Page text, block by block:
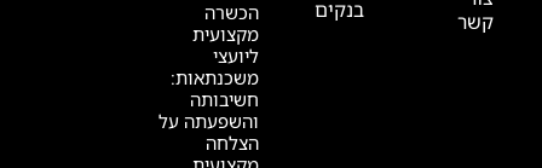
בנקים
הכשרה
מקצועית
ליועצי
משכנתאות:
חשיבותה
והשפעתה על
הצלחה
קשר